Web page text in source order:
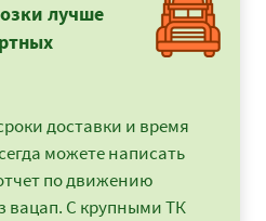
лучше
доставки и время
можете написать
по движению
вацап. С крупными ТК